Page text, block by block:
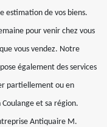
estimation de vos biens.
pour venir chez vous
vous vendez. Notre
également des services
partiellement ou en
et sa région.
Antiquaire M.